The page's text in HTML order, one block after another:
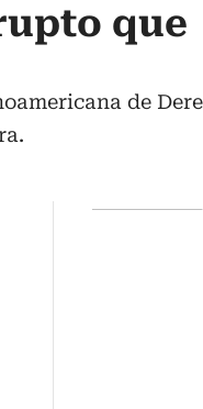
que
de